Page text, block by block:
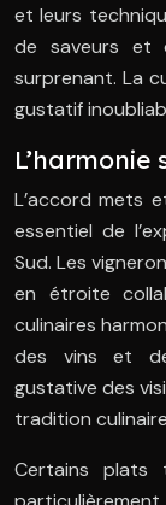
et leurs
de saveurs et
surprenant. La
gustatif
L’accord mets
essentiel de
Sud. Les
en étroite
culinaires
des vins et
gustative des
tradition
Certains plats